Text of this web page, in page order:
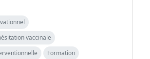
vaccinale
Formation